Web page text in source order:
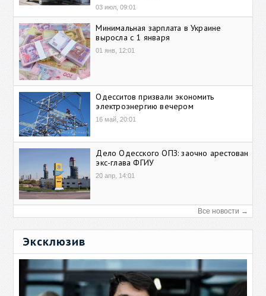
03 июл, 09:01
Минимальная зарплата в Украине
выросла с 1 января
01 янв, 12:01
Одесситов призвали экономить
электроэнергию вечером
16 май, 20:01
Дело Одесского ОПЗ: заочно арестован
экс-глава ФГИУ
20 апр, 14:01
Все новости →
Эксклюзив